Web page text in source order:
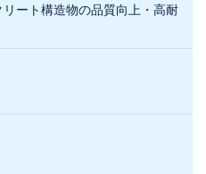
リート構造物の品質向上・高耐